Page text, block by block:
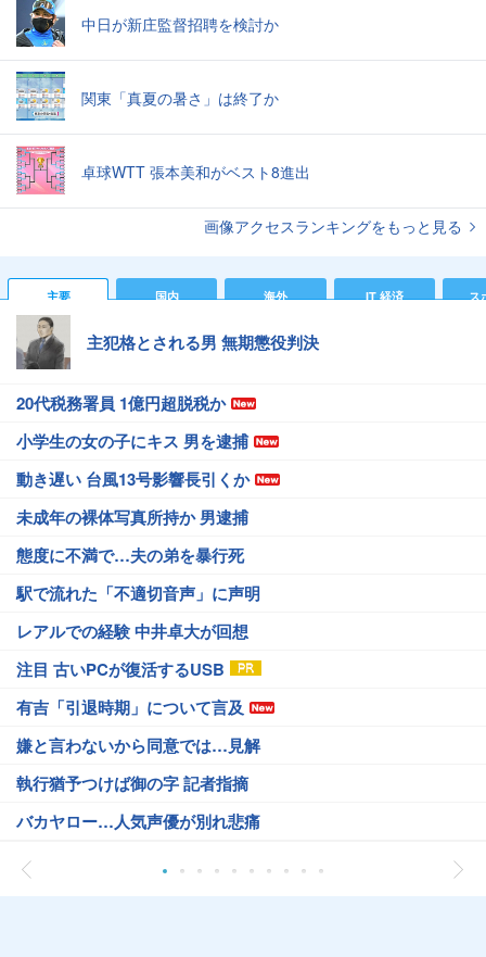
中日が新庄監督招聘を検討か
関東「真夏の暑さ」は終了か
卓球WTT 張本美和がベスト8進出
画像アクセスランキングをもっと見る
主要 国内 海外 IT 経済 ス
主犯格とされる男 無期懲役判決
20代税務署員 1億円超脱税か
小学生の女の子にキス 男を逮捕
動き遅い 台風13号影響長引くか
未成年の裸体写真所持か 男逮捕
態度に不満で…夫の弟を暴行死
駅で流れた「不適切音声」に声明
レアルでの経験 中井卓大が回想
注目 古いPCが復活するUSB
有吉「引退時期」について言及
嫌と言わないから同意では…見解
執行猶予つけば御の字 記者指摘
バカヤロー…人気声優が別れ悲痛